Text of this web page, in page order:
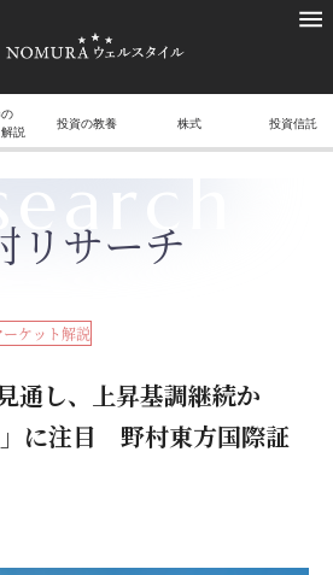
説
投資の教養 株式 投資信託
リサーチ
ケット解説
通し、上昇基調継続か
」に注目 野村東方国際証